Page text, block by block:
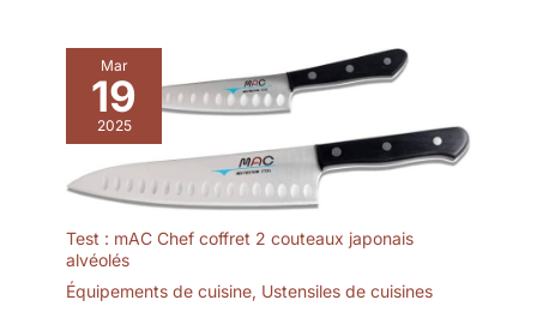
Mar
19
2025
Test : mAC Chef coffret 2 couteaux japonais
alvéolés
Équipements de cuisine, Ustensiles de cuisines